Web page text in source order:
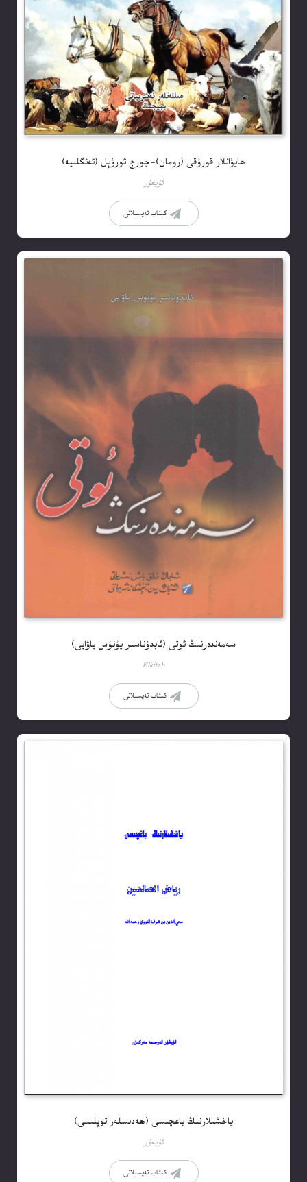
ھايۋانلار قورۇقى (رومان)-جورج ئورۋېل (ئەنگلىيە)
ئۇيغۇر
كىتاب تەپسىلاتى
سەمەندەرنىڭ ئوتى (ئابدۇناسىر يۇنۇس ياۋايى)
Elkitab
كىتاب تەپسىلاتى
ياخشىلارنىڭ باغچىسى (ھەدىسلەر توپلىمى)
ئۇيغۇر
كىتاب تەپسىلاتى